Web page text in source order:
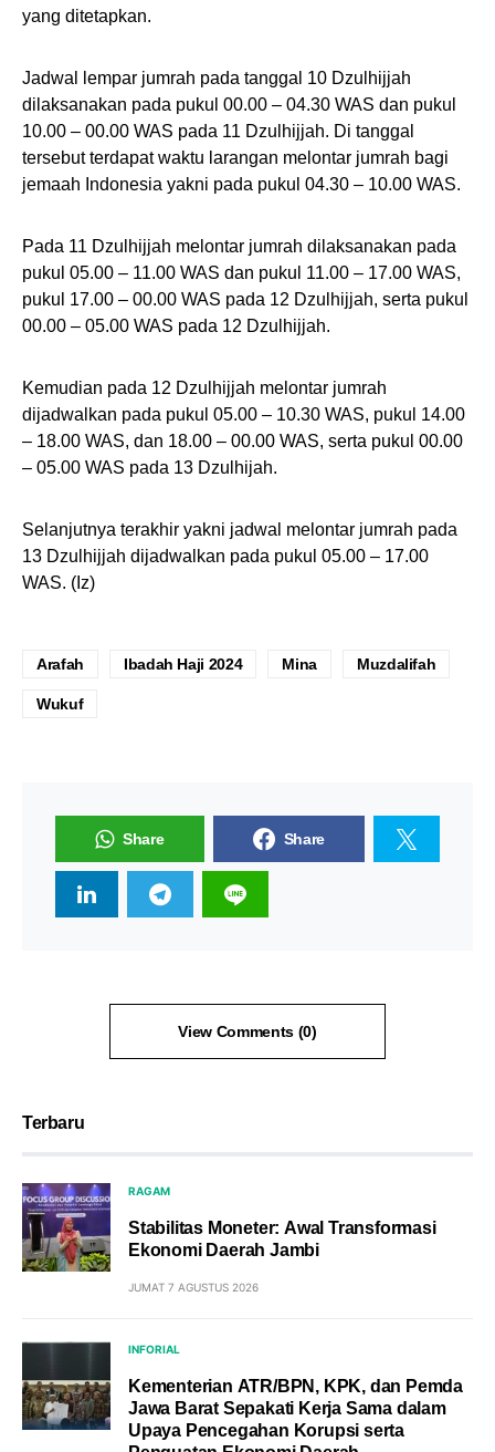
yang ditetapkan.
Jadwal lempar jumrah pada tanggal 10 Dzulhijjah
dilaksanakan pada pukul 00.00 – 04.30 WAS dan pukul
10.00 – 00.00 WAS pada 11 Dzulhijjah. Di tanggal
tersebut terdapat waktu larangan melontar jumrah bagi
jemaah Indonesia yakni pada pukul 04.30 – 10.00 WAS.
Pada 11 Dzulhijjah melontar jumrah dilaksanakan pada
pukul 05.00 – 11.00 WAS dan pukul 11.00 – 17.00 WAS,
pukul 17.00 – 00.00 WAS pada 12 Dzulhijjah, serta pukul
00.00 – 05.00 WAS pada 12 Dzulhijjah.
Kemudian pada 12 Dzulhijjah melontar jumrah
dijadwalkan pada pukul 05.00 – 10.30 WAS, pukul 14.00
– 18.00 WAS, dan 18.00 – 00.00 WAS, serta pukul 00.00
– 05.00 WAS pada 13 Dzulhijah.
Selanjutnya terakhir yakni jadwal melontar jumrah pada
13 Dzulhijjah dijadwalkan pada pukul 05.00 – 17.00
WAS. (Iz)
Arafah Ibadah Haji 2024 Mina Muzdalifah
Wukuf
Share Share
View Comments (0)
Terbaru
RAGAM
Stabilitas Moneter: Awal Transformasi
Ekonomi Daerah Jambi
JUMAT 7 AGUSTUS 2026
INFORIAL
Kementerian ATR/BPN, KPK, dan Pemda
Jawa Barat Sepakati Kerja Sama dalam
Upaya Pencegahan Korupsi serta